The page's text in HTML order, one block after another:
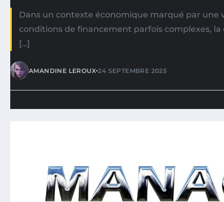
Dans un contexte économique marqué par une
conditions de financement parfois complexes, la
[…]
AMANDINE LEROUX•24 SEPTEMBRE 2025